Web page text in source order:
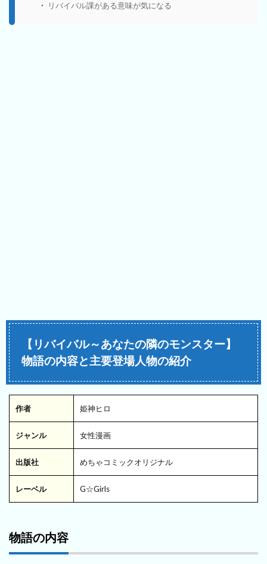
リバイバル課がある意味が気になる
【リバイバル～あなたの隣のモンスター】
物語の内容と主要登場人物の紹介
作者 姫神ヒロ
ジャンル 女性漫画
出版社 めちゃコミックオリジナル
レーベル G☆Girls
物語の内容